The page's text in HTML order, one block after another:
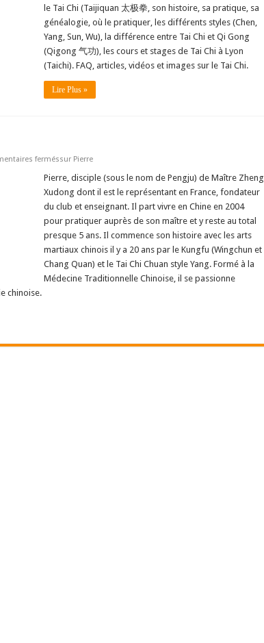
le Tai Chi (Taijiquan 太极拳, son histoire, sa pratique, sa
généalogie, où le pratiquer, les différents styles (Chen,
Yang, Sun, Wu), la différence entre Tai Chi et Qi Gong
(Qigong 气功), les cours et stages de Tai Chi à Lyon
(Taichi). FAQ, articles, vidéos et images sur le Tai Chi.
Lire Plus »
ferméssur Pierre
Pierre, disciple (sous le nom de Pengju) de Maître Zheng
Xudong dont il est le représentant en France, fondateur
du club et enseignant. Il part vivre en Chine en 2004
pour pratiquer auprès de son maître et y reste au total
presque 5 ans. Il commence son histoire avec les arts
martiaux chinois il y a 20 ans par le Kungfu (Wingchun et
Chang Quan) et le Tai Chi Chuan style Yang. Formé à la
Médecine Traditionnelle Chinoise, il se passionne
chinoise.